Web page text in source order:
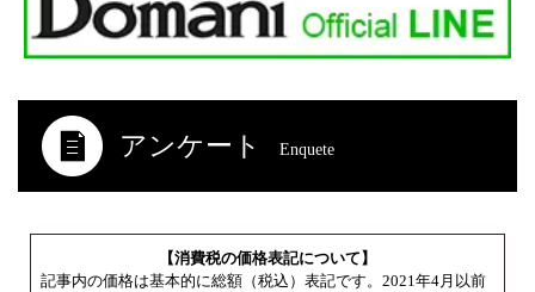
アンケート Enquete
【消費税の価格表記について】
記事内の価格は基本的に総額（税込）表記です。2021年4月以前